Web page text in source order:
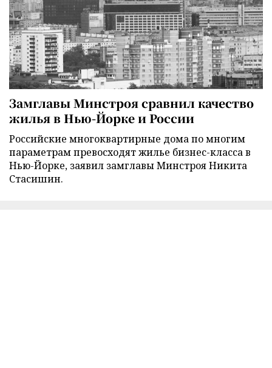
Замглавы Минстроя сравнил качество
жилья в Нью-Йорке и России
Российские многоквартирные дома по многим
параметрам превосходят жилье бизнес-класса в
Нью-Йорке, заявил замглавы Минстроя Никита
Стасишин.